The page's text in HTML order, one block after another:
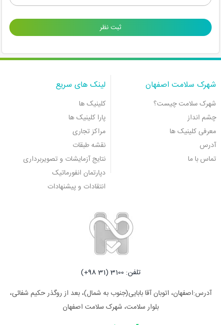
شهرک سلامت اصفهان
شهرک سلامت چیست؟
چشم انداز
معرفی کلینیک ها
آدرس
تماس با ما
لینک های سریع
کلینیک ها
پارا کلینیک ها
مراکز تجاری
نقشه طبقات
نتایج آزمایشات و تصویربرداری
دپارتمان انفورماتیک
انتقادات و پیشنهادات
تلفن: 3100 (31 98+)
آدرس:اصفهان، اتوبان آقا بابایی(جنوب به شمال)، بعد از روگذر حکیم شفائی،
بلوار سلامت، شهرک سلامت اصفهان